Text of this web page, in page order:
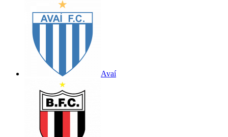
Avaí